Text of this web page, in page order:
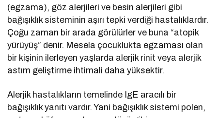
(egzama), göz alerjileri ve besin alerjileri gibi
bağışıklık sisteminin aşırı tepki verdiği hastalıklardır.
Çoğu zaman bir arada görülürler ve buna “atopik
yürüyüş” denir. Mesela çocuklukta egzaması olan
bir kişinin ilerleyen yaşlarda alerjik rinit veya alerjik
astım geliştirme ihtimali daha yüksektir.
Alerjik hastalıkların temelinde IgE aracılı bir
bağışıklık yanıtı vardır. Yani bağışıklık sistemi polen,